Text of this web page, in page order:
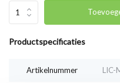
Productspecificaties
Artikelnummer LIC-